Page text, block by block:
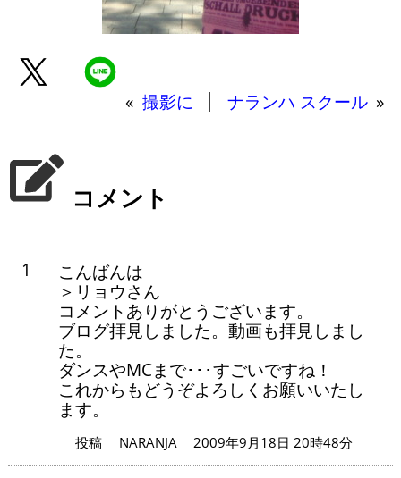
« 撮影に ナランハ スクール »
コメント
1
こんばんは
＞リョウさん
コメントありがとうございます。
ブログ拝見しました。動画も拝見しまし
た。
ダンスやMCまで･･･すごいですね！
これからもどうぞよろしくお願いいたし
ます。
投稿 NARANJA 2009年9月18日 20時48分